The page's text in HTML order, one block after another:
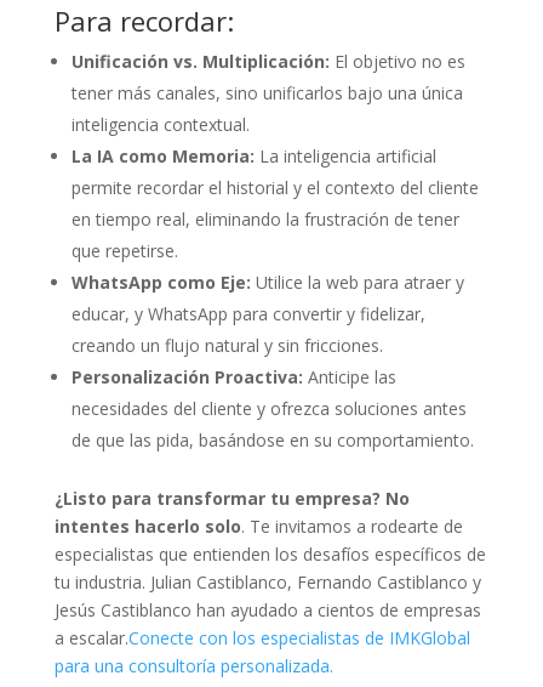
Para recordar:
Unificación vs. Multiplicación: El objetivo no es
tener más canales, sino unificarlos bajo una única
inteligencia contextual.
La IA como Memoria: La inteligencia artificial
permite recordar el historial y el contexto del cliente
en tiempo real, eliminando la frustración de tener
que repetirse.
WhatsApp como Eje: Utilice la web para atraer y
educar, y WhatsApp para convertir y fidelizar,
creando un flujo natural y sin fricciones.
Personalización Proactiva: Anticipe las
necesidades del cliente y ofrezca soluciones antes
de que las pida, basándose en su comportamiento.
¿Listo para transformar tu empresa? No
intentes hacerlo solo. Te invitamos a rodearte de
especialistas que entienden los desafíos específicos de
tu industria. Julian Castiblanco, Fernando Castiblanco y
Jesús Castiblanco han ayudado a cientos de empresas
a escalar.Conecte con los especialistas de IMKGlobal
para una consultoría personalizada.